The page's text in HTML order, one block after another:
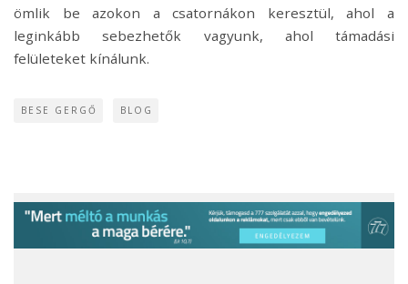
ömlik be azokon a csatornákon keresztül, ahol a
leginkább sebezhetők vagyunk, ahol támadási
felületeket kínálunk.
BESE GERGŐ BLOG